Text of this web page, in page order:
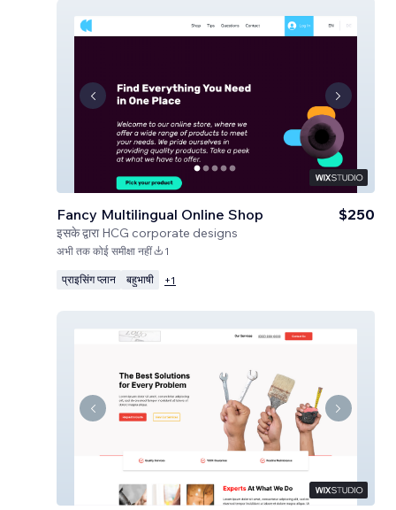
Fancy Multilingual Online Shop
इसके द्वारा HCG corporate designs
$250
अभी तक कोई समीक्षा नहीं 1
प्राइसिंग प्लान बहुभाषी +1